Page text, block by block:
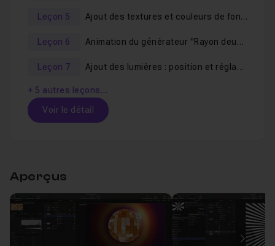
Leçon 5 Ajout des textures et couleurs de fond.
Leçon 6 Animation du générateur "Rayon deux couleurs" et ajout d'un flare.
Leçon 7 Ajout des lumières : position et réglages.
+ 5 autres leçons…
Voir le détail
Leçon 2 Création du projet Apple Motion et
Aperçus